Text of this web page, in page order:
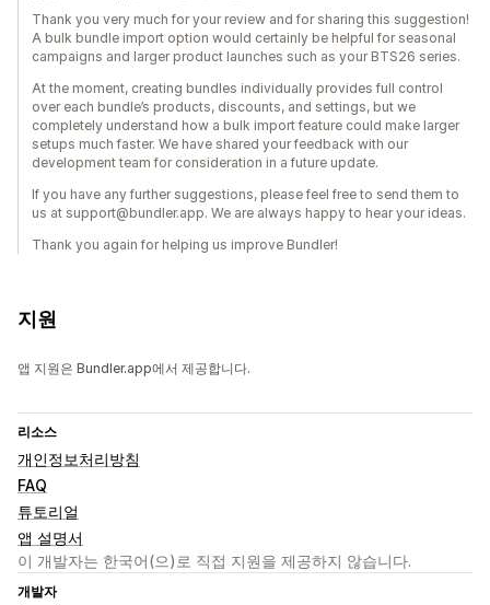
Thank you very much for your review and for sharing this suggestion!
A bulk bundle import option would certainly be helpful for seasonal
campaigns and larger product launches such as your BTS26 series.
At the moment, creating bundles individually provides full control
over each bundle’s products, discounts, and settings, but we
completely understand how a bulk import feature could make larger
setups much faster. We have shared your feedback with our
development team for consideration in a future update.
If you have any further suggestions, please feel free to send them to
us at support@bundler.app. We are always happy to hear your ideas.
Thank you again for helping us improve Bundler!
지원
앱 지원은 Bundler.app에서 제공합니다.
리소스
개인정보처리방침
FAQ
튜토리얼
앱 설명서
이 개발자는 한국어(으)로 직접 지원을 제공하지 않습니다.
개발자